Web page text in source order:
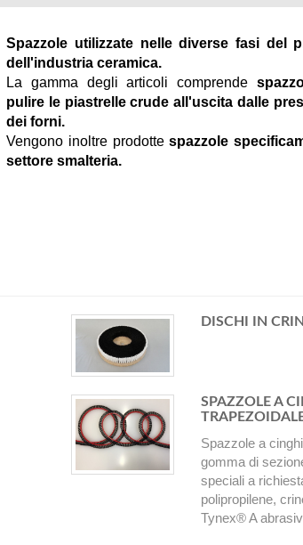
Spazzole utilizzate nelle diverse fasi del
dell'industria ceramica.
La gamma degli articoli comprende
pulire le piastrelle crude all'uscita dalle
dei forni.
Vengono inoltre prodottespazzole
settore smalteria.
DISCHI IN
SPAZZOLE A
Spazzole a
gomma di
speciali a
polipropilene,
Tynex® A